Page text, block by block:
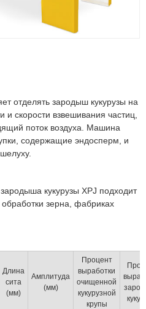
отделять зародыш кукурузы на
и скорости взвешивания частиц,
поток воздуха. Машина
содержащие эндосперм, и
кукурузы XPJ подходит
зерна, фабриках
Длина
сита
(мм)
Амплитуда
(мм)
Процент
выработки
очищенной
кукурузной
крупы